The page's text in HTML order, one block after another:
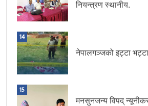
नियन्त्रण स्थानीय.
14
नेपालगञ्जको इट्टा
15
मनसुनजन्य विपद्